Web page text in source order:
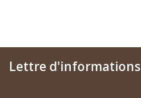
Lettre d'informations